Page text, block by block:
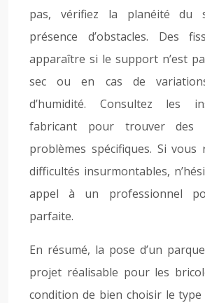
pas, vérifiez la planéité du
présence d’obstacles. Des
apparaître si le support n’est
sec ou en cas de
d’humidité. Consultez les
fabricant pour trouver des
problèmes spécifiques. Si vous
difficultés insurmontables,
appel à un professionnel
parfaite.
En résumé, la pose d’un
projet réalisable pour les
condition de bien choisir le